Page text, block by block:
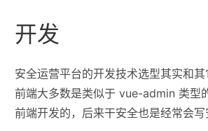
开发
安全运营平台的开发技术选型其实和
前端大多数是类似于 vue-admin 类型
前端开发的，后来干安全也是经常会